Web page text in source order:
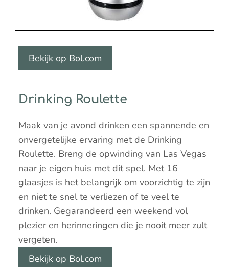
Bekijk op Bol.com
Drinking Roulette
Maak van je avond drinken een spannende en
onvergetelijke ervaring met de Drinking
Roulette. Breng de opwinding van Las Vegas
naar je eigen huis met dit spel. Met 16
glaasjes is het belangrijk om voorzichtig te zijn
en niet te snel te verliezen of te veel te
drinken. Gegarandeerd een weekend vol
plezier en herinneringen die je nooit meer zult
vergeten.
Bekijk op Bol.com